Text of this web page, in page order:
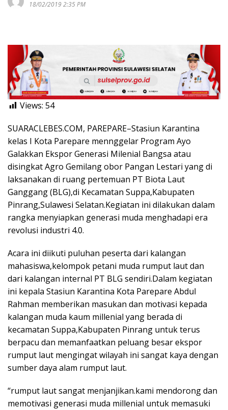
18/02/2019 2:35 PM
Views: 54
SUARACLEBES.COM, PAREPARE–Stasiun Karantina
kelas I Kota Parepare mennggelar Program Ayo
Galakkan Ekspor Generasi Milenial Bangsa atau
disingkat Agro Gemilang obor Pangan Lestari yang di
laksanakan di ruang pertemuan PT Biota Laut
Ganggang (BLG),di Kecamatan Suppa,Kabupaten
Pinrang,Sulawesi Selatan.Kegiatan ini dilakukan dalam
rangka menyiapkan generasi muda menghadapi era
revolusi industri 4.0.
Acara ini diikuti puluhan peserta dari kalangan
mahasiswa,kelompok petani muda rumput laut dan
dari kalangan internal PT BLG sendiri.Dalam kegiatan
ini kepala Stasiun Karantina Kota Parepare Abdul
Rahman memberikan masukan dan motivasi kepada
kalangan muda kaum millenial yang berada di
kecamatan Suppa,Kabupaten Pinrang untuk terus
berpacu dan memanfaatkan peluang besar ekspor
rumput laut mengingat wilayah ini sangat kaya dengan
sumber daya alam rumput laut.
“rumput laut sangat menjanjikan.kami mendorong dan
memotivasi generasi muda millenial untuk memasuki